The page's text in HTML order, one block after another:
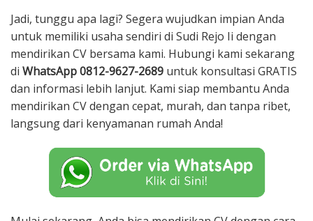
Jadi, tunggu apa lagi? Segera wujudkan impian Anda
untuk memiliki usaha sendiri di Sudi Rejo Ii dengan
mendirikan CV bersama kami. Hubungi kami sekarang
di WhatsApp 0812-9627-2689 untuk konsultasi GRATIS
dan informasi lebih lanjut. Kami siap membantu Anda
mendirikan CV dengan cepat, murah, dan tanpa ribet,
langsung dari kenyamanan rumah Anda!